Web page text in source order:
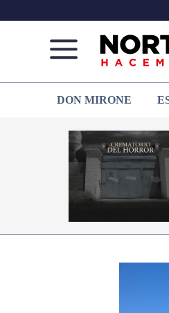
de
Juárez
que
hacemos
DON MIRONE